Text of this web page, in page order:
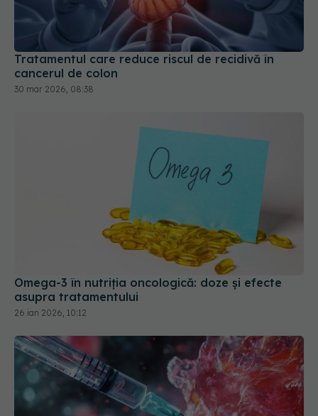
Tratamentul care reduce riscul de recidivă în
cancerul de colon
30 mar 2026, 08:38
Omega-3 în nutriția oncologică: doze și efecte
asupra tratamentului